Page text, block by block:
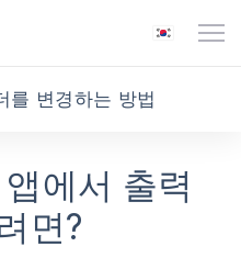
를 변경하는 방법
에서 출력
면?